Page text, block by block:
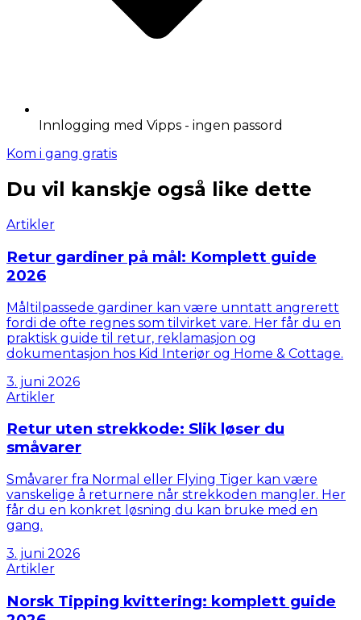
Innlogging med Vipps - ingen passord
Kom i gang gratis
Du vil kanskje også like dette
Artikler
Retur gardiner på mål: Komplett guide
2026
Måltilpassede gardiner kan være unntatt angrerett
fordi de ofte regnes som tilvirket vare. Her får du en
praktisk guide til retur, reklamasjon og
dokumentasjon hos Kid Interiør og Home & Cottage.
3. juni 2026
Artikler
Retur uten strekkode: Slik løser du
småvarer
Småvarer fra Normal eller Flying Tiger kan være
vanskelige å returnere når strekkoden mangler. Her
får du en konkret løsning du kan bruke med en
gang.
3. juni 2026
Artikler
Norsk Tipping kvittering: komplett guide